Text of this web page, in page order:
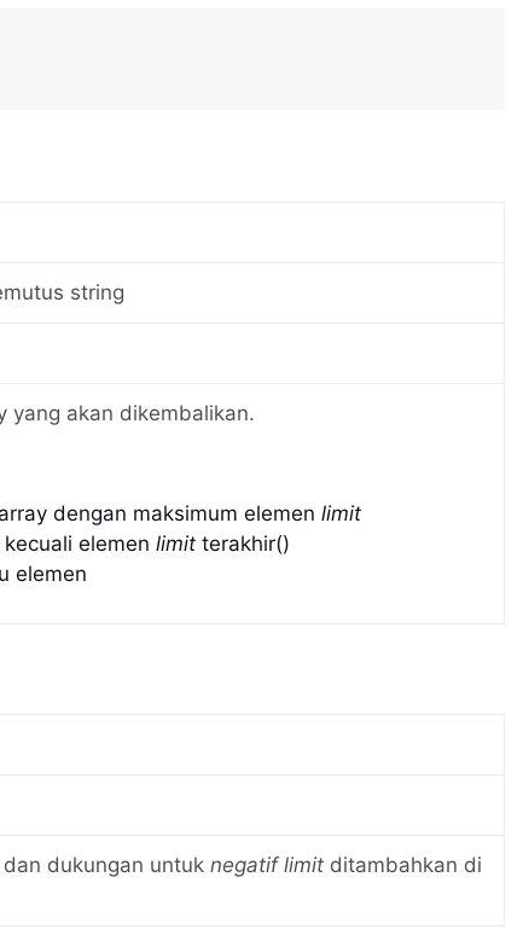
string
yang akan dikembalikan.
dengan maksimum elemen limit
elemen limitterakhir()
elemen
dukungan untuk negatif limit ditambahkan di